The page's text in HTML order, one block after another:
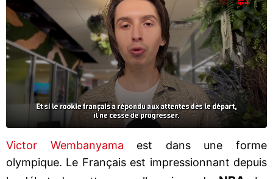
Victor Wembanyama est dans une forme
olympique. Le Français est impressionnant depuis